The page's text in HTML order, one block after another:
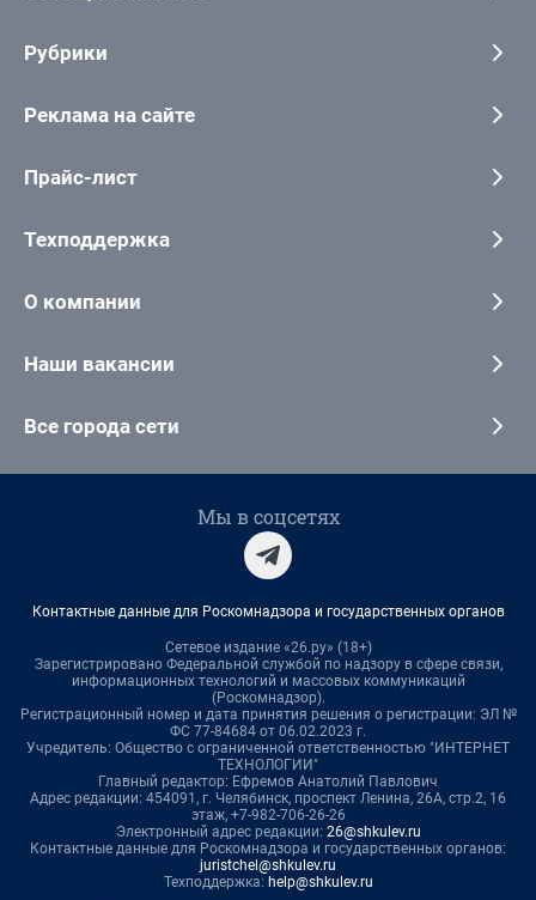
Рубрики
Реклама на сайте
Прайс-лист
Техподдержка
О компании
Наши вакансии
Все города сети
Мы в соцсетях
Контактные данные для Роскомнадзора и государственных органов
Сетевое издание «26.ру» (18+)
Зарегистрировано Федеральной службой по надзору в сфере связи,
информационных технологий и массовых коммуникаций
(Роскомнадзор).
Регистрационный номер и дата принятия решения о регистрации: ЭЛ №
ФС 77-84684 от 06.02.2023 г.
Учредитель: Общество с ограниченной ответственностью "ИНТЕРНЕТ
ТЕХНОЛОГИИ"
Главный редактор: Ефремов Анатолий Павлович
Адрес редакции: 454091, г. Челябинск, проспект Ленина, 26А, стр.2, 16
этаж, +7-982-706-26-26
Электронный адрес редакции: 26@shkulev.ru
Контактные данные для Роскомнадзора и государственных органов:
juristchel@shkulev.ru
Техподдержка: help@shkulev.ru